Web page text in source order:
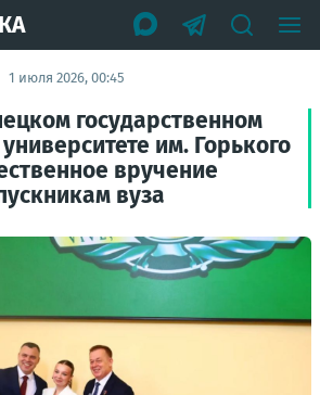
1 июля 2026, 00:45
государственном
им. Горького
вручение
вуза